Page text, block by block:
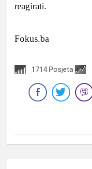
reagirati.
Fokus.ba
1714 Posjeta